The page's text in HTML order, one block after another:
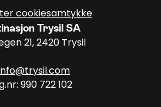
cookiesamtykke
Trysil SA
21, 2420 Trysil
990 722 102